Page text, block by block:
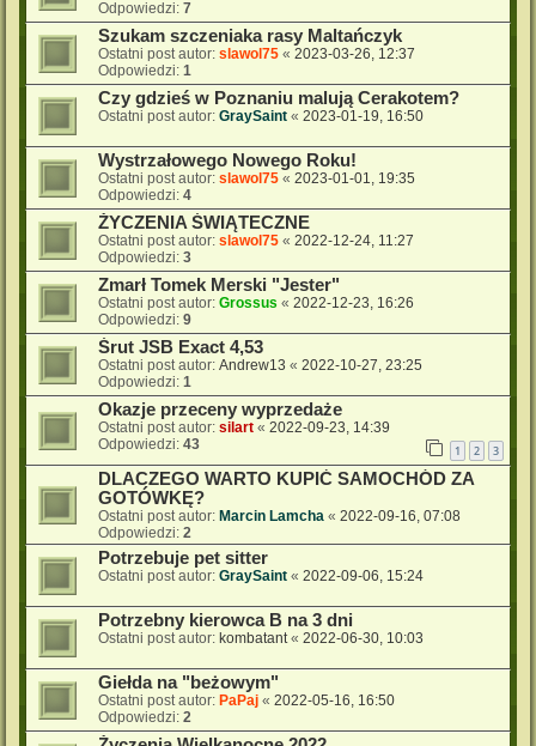
Odpowiedzi: 7
Szukam szczeniaka rasy Maltańczyk
Ostatni post autor: slawol75 « 2023-03-26, 12:37
Odpowiedzi: 1
Czy gdzieś w Poznaniu malują Cerakotem?
Ostatni post autor: GraySaint « 2023-01-19, 16:50
Wystrzałowego Nowego Roku!
Ostatni post autor: slawol75 « 2023-01-01, 19:35
Odpowiedzi: 4
ŻYCZENIA ŚWIĄTECZNE
Ostatni post autor: slawol75 « 2022-12-24, 11:27
Odpowiedzi: 3
Zmarł Tomek Merski "Jester"
Ostatni post autor: Grossus « 2022-12-23, 16:26
Odpowiedzi: 9
Śrut JSB Exact 4,53
Ostatni post autor: Andrew13 « 2022-10-27, 23:25
Odpowiedzi: 1
Okazje przeceny wyprzedaże
Ostatni post autor: silart « 2022-09-23, 14:39
Odpowiedzi: 43 1 2 3
DLACZEGO WARTO KUPIĆ SAMOCHÓD ZA
GOTÓWKĘ?
Ostatni post autor: Marcin Lamcha « 2022-09-16, 07:08
Odpowiedzi: 2
Potrzebuje pet sitter
Ostatni post autor: GraySaint « 2022-09-06, 15:24
Potrzebny kierowca B na 3 dni
Ostatni post autor: kombatant« 2022-06-30, 10:03
Giełda na "beżowym"
Ostatni post autor: PaPaj « 2022-05-16, 16:50
Odpowiedzi: 2